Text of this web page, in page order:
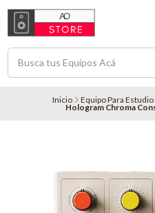
Inicio Equipo Para Estudio
Hologram Chroma